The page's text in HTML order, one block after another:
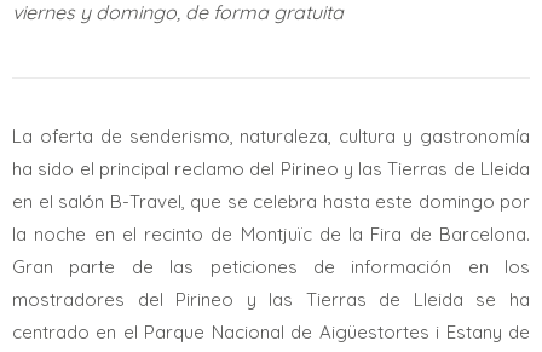
viernes y domingo, de forma gratuita
La oferta de senderismo, naturaleza, cultura y gastronomía
ha sido el principal reclamo del Pirineo y las Tierras de Lleida
en el salón B-Travel, que se celebra hasta este domingo por
la noche en el recinto de Montjuïc de la Fira de Barcelona.
Gran parte de las peticiones de información en los
mostradores del Pirineo y las Tierras de Lleida se ha
centrado en el Parque Nacional de Aigüestortes i Estany de